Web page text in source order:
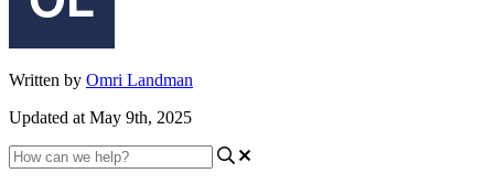
Written by Omri Landman
Updated at May 9th, 2025